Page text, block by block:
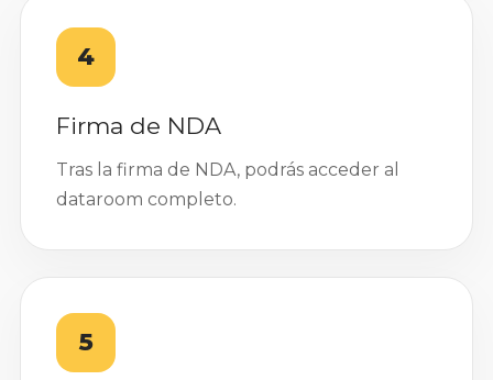
4
Firma de NDA
Tras la firma de NDA, podrás acceder al
dataroom completo.
5